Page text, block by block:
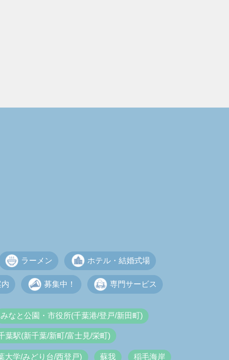
ラーメン ホテル・結婚式場
内 募集中！ 専門サービス
みなと公園・市役所(千葉港/登戸/新田町)
葉駅(新千葉/新町/富士見/栄町)
大学/みどり台/西登戸) 蘇我 稲毛海岸